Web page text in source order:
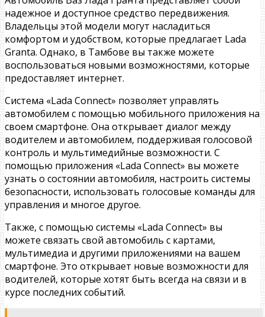
надежное и доступное средство передвижения.
Владельцы этой модели могут насладиться
комфортом и удобством, которые предлагает Lada
Granta. Однако, в Тамбове вы также можете
воспользоваться новыми возможностями, которые
предоставляет интернет.
Система «Lada Connect» позволяет управлять
автомобилем с помощью мобильного приложения на
своем смартфоне. Она открывает диалог между
водителем и автомобилем, поддерживая голосовой
контроль и мультимедийные возможности. С
помощью приложения «Lada Connect» вы можете
узнать о состоянии автомобиля, настроить системы
безопасности, использовать голосовые команды для
управления и многое другое.
Также, с помощью системы «Lada Connect» вы
можете связать свой автомобиль с картами,
мультимедиа и другими приложениями на вашем
смартфоне. Это открывает новые возможности для
водителей, которые хотят быть всегда на связи и в
курсе последних событий.